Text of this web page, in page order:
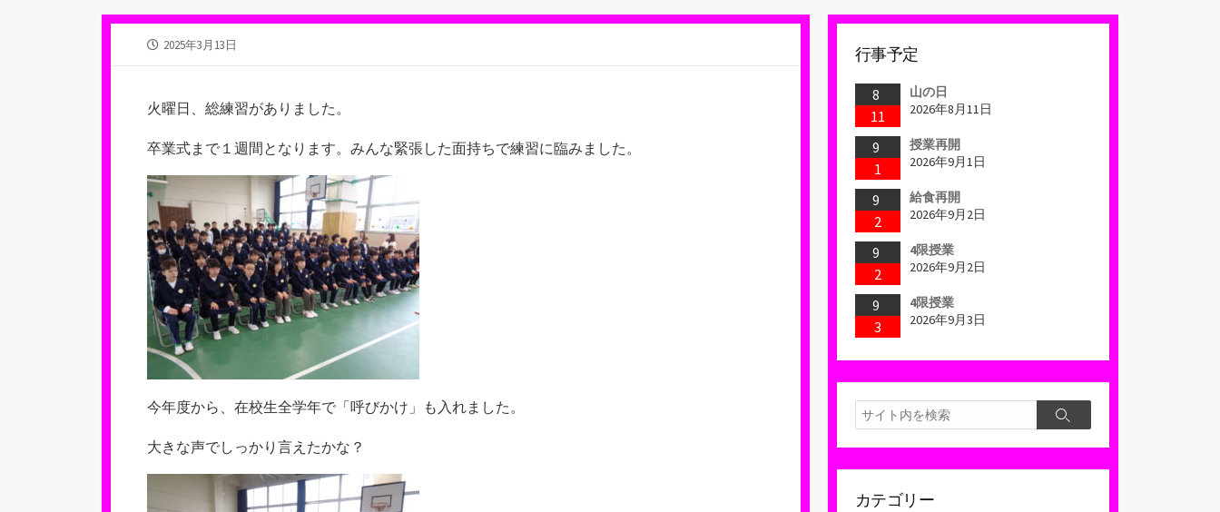
公
2025年3月13日
火曜日、総練習がありました。
卒業式まで１週間となります。みんな緊張した面持ちで練習に臨みました。
今年度から、在校生全学年で「呼びかけ」も入れました。
大きな声でしっかり言えたかな？
行事予定
8
11
山の日
2026年8月11日
9
1
授業再開
2026年9月1日
9
2
給食再開
2026年9月2日
9
2
4限授業
2026年9月2日
9
3
4限授業
2026年9月3日
検
索
検
カテゴリー